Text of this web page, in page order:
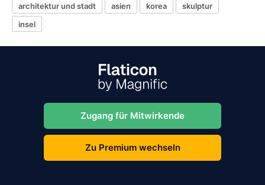
architektur und stadt asien korea
skulptur
insel
Zugang für Mitwirkende
Zu Premium wechseln